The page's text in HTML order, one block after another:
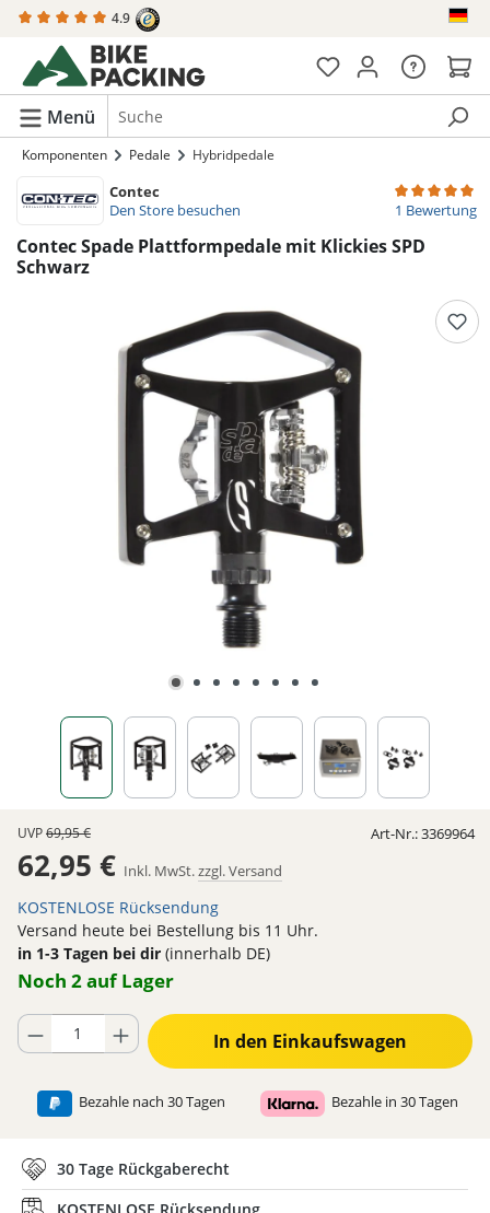
springen 4.9
Menü
Komponenten Pedale Hybridpedale
Contec
Den Store besuchen
Contec Spade Plattformpedale mit Klickies SPD
Schwarz
1 Bewertung
UVP69,95 €
62,95 € Inkl. MwSt.zzgl. Versand
KOSTENLOSE Rücksendung
Versand heute bei Bestellung bis 11 Uhr.
in 1-3 Tagen bei dir (innerhalb DE)
Noch 2 auf Lager
Produkt Anzahl: Gib den gewünschten Wert ein oder benutze die
In den Einkaufswagen
Bezahle nach 30 Tagen Bezahle in 30 Tagen
Art-Nr.:3369964
30 Tage Rückgaberecht